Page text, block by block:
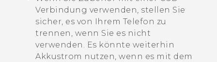
Verbindung verwenden, stellen Sie
sicher, es von Ihrem Telefon zu
trennen, wenn Sie es nicht
verwenden. Es könnte weiterhin
Akkustrom nutzen, wenn es mit dem